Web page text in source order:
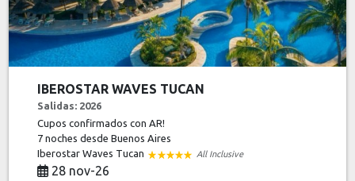
IBEROSTAR WAVES TUCAN
Salidas: 2026
Cupos confirmados con AR!
7 nochesdesde Buenos Aires
Iberostar Waves Tucan
All Inclusive
28 nov-26